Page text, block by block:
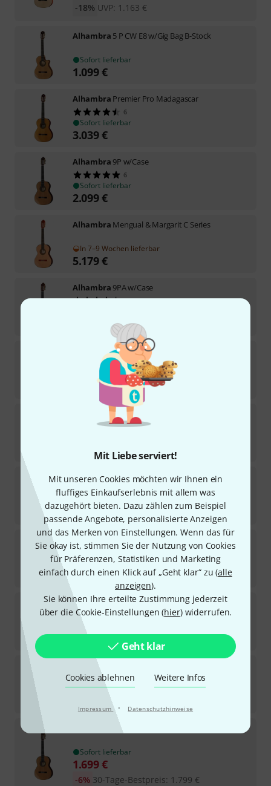
Mit Liebe serviert!
Mit unseren Cookies möchten wir Ihnen ein
fluffiges Einkaufserlebnis mit allem was
dazugehört bieten. Dazu zählen zum Beispiel
passende Angebote, personalisierte Anzeigen
und das Merken von Einstellungen. Wenn das für
Sie okay ist, stimmen Sie der Nutzung von Cookies
für Präferenzen, Statistiken und Marketing
einfach durch einen Klick auf „Geht klar“ zu (alle
anzeigen).
Sie können Ihre erteilte Zustimmung jederzeit
über die Cookie-Einstellungen (hier) widerrufen.
Geht klar
Cookies ablehnen Weitere Infos
Impressum · Datenschutzhinweise
UVP: 1.163 €
-18%
Alhambra 5 P CW E8 w/Gig Bag B-Stock
Sofort lieferbar
1.099€
Alhambra Premier Pro Madagascar
6
Sofort lieferbar
3.039€
Alhambra 9P w/Case
6
Sofort lieferbar
2.099€
Alhambra Mengual & Margarit C Series
In 7–9 Wochen lieferbar
5.179€
Alhambra 9PA w/Case
2
AlhambraLinea Profesional
3
Sofort lieferbar
3.499€
AlhambraMengual & Margarit Series NT
5.179 €
Alhambra5P CT E2 incl.Gig Bag
3
Sofort lieferbar
1.329 €
Alhambra Green Sustain Cut E8 w/Gig Bag
In 3–4 Wochen lieferbar
1.445€
AlhambraBlack Satin CW EZ incl.Gig Bag
12
Sofort lieferbar
615€
Alhambra
Sofort lieferbar
9P w/Case B-Stock
Sofort lieferbar
1.699€
30-Tage-Bestpreis: 1.799 €
-6%